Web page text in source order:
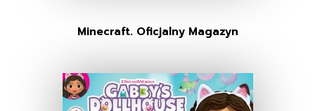
Minecraft. Oficjalny Magazyn